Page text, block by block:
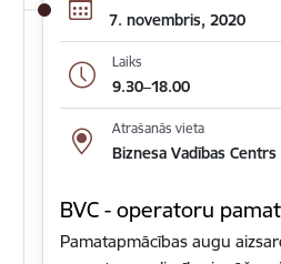
7. novembris, 2020
Laiks
9.30–18.00
Atrašanās vieta
Biznesa Vadības Centrs
BVC - operatoru
Pamatapmācības augu